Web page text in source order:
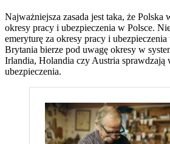
Najważniejsza zasada jest taka, że Polska
okresy pracy i ubezpieczenia w Polsce.
emeryturę za okresy pracy i
Brytania bierze pod uwagę okresy w
Irlandia, Holandia czy Austria sprawdzają
ubezpieczenia.